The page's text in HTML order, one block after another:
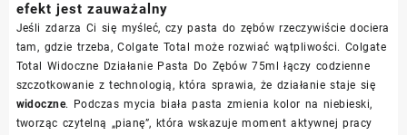
efekt jest zauważalny
Jeśli zdarza Ci się myśleć, czy pasta do zębów rzeczywiście dociera
tam, gdzie trzeba, Colgate Total może rozwiać wątpliwości. Colgate
Total Widoczne Działanie Pasta Do Zębów 75ml łączy codzienne
szczotkowanie z technologią, która sprawia, że działanie staje się
widoczne. Podczas mycia biała pasta zmienia kolor na niebieski,
tworząc czytelną „pianę”, która wskazuje moment aktywnej pracy